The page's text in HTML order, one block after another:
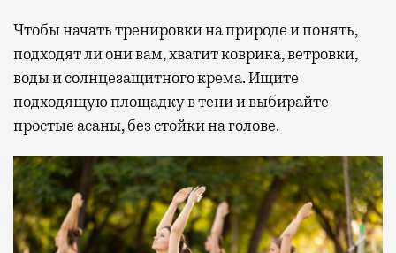
Чтобы начать тренировки на природе и понять,
подходят ли они вам, хватит коврика, ветровки,
воды и солнцезащитного крема. Ищите
подходящую площадку в тени и выбирайте
простые асаны, без стойки на голове.